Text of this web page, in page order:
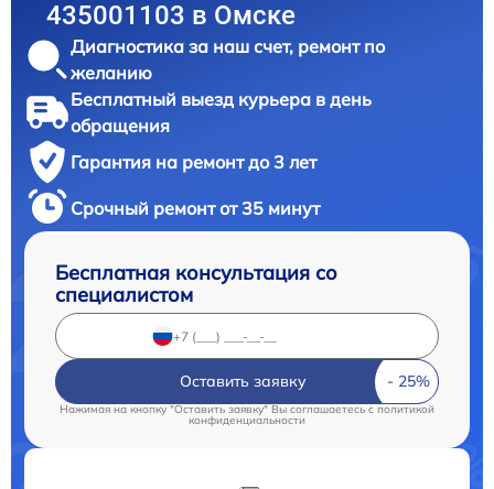
435001103 в Омске
Диагностика за наш счет, ремонт по
желанию
Бесплатный выезд курьера в день
обращения
Гарантия на ремонт до 3 лет
Срочный ремонт от 35 минут
Бесплатная консультация со
специалистом
Оставить заявку
Нажимая на кнопку "Оставить заявку" Вы соглашаетесь c политикой
конфиденциальности